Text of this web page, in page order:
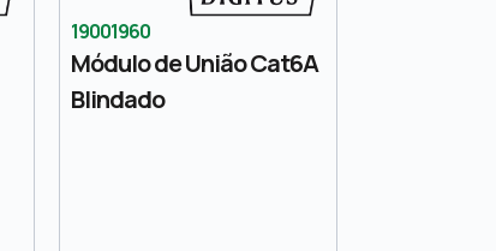
19001960
Módulo de União Cat6A
Blindado